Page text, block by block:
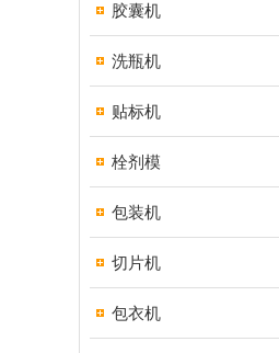
胶囊机
洗瓶机
贴标机
栓剂模
包装机
切片机
包衣机